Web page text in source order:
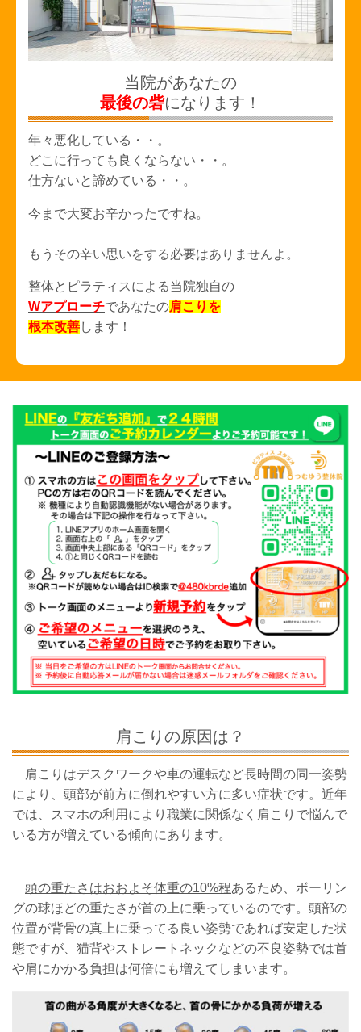
当院があなたの
最後の砦になります！
年々悪化している・・。
どこに行っても良くならない・・。
仕方ないと諦めている・・。
今まで大変お辛かったですね。
もうその辛い思いをする必要はありませんよ。
整体とピラティスによる当院独自の
Wアプローチであなたの肩こりを
根本改善します！
肩こりの原因は？
肩こりはデスクワークや車の運転など長時間の同一姿勢
により、頭部が前方に倒れやすい方に多い症状です。近年
では、スマホの利用により職業に関係なく肩こりで悩んで
いる方が増えている傾向にあります。
頭の重たさはおおよそ体重の10%程あるため、ボーリン
グの球ほどの重たさが首の上に乗っているのです。頭部の
位置が背骨の真上に乗ってる良い姿勢であれば安定した状
態ですが、猫背やストレートネックなどの不良姿勢では首
や肩にかかる負担は何倍にも増えてしまいます。